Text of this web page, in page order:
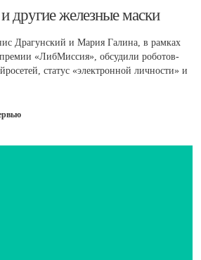
другие железные маски
Драгунский и Мария Галина, в рамках
«ЛибМиссия», обсудили роботов-
статус «электронной личности» и